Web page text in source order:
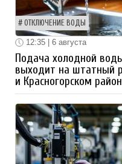
ОТКЛЮЧЕНИЕ ВОДЫ
12:35 | 6 августа
Подача холодной
выходит на штатный
и Красногорском